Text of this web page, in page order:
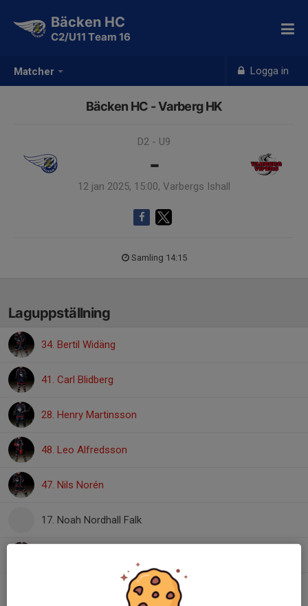
Matcher Logga in
Bäcken HC
C2/U11 Team 16
Bäcken HC - Varberg HK
D2 - U9
-
12 jan 2025, 15:00, Varbergs Ishall
Samling 14:15
Laguppställning
34. Bertil Widäng
41. Carl Blidberg
28. Henry Martinsson
48. Leo Alfredsson
47. Nils Norén
17. Noah Nordhall Falk